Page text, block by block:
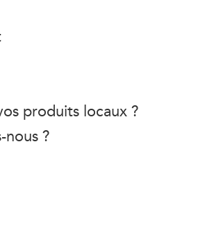
produits locaux ?
?